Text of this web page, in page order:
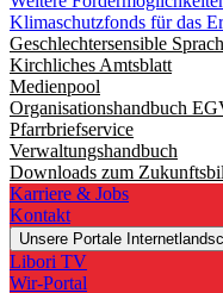
Klimaschutzfonds für das
Geschlechtersensible
Kirchliches Amtsblatt
Medienpool
Organisationshandbuch
Pfarrbriefservice
Verwaltungshandbuch
Downloads zum
Karriere & Jobs
Kontakt
Unsere Portale
Libori TV
Wir-Portal